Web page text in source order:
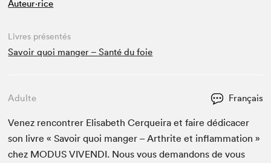
Auteur·rice
Livres présentés
Savoir quoi manger – Santé du foie
Adulte Français
Venez ren­con­tr­er Elis­a­beth Cerqueira et faire dédi­cac­er
son livre « Savoir quoi manger – Arthrite et inflam­ma­tion »
chez MODUS VIVEN­DI. Nous vous deman­dons de vous